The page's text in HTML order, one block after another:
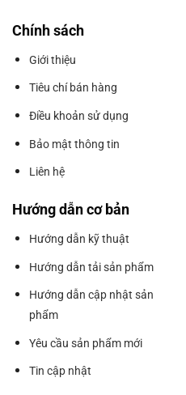
Chính sách
Giới thiệu
Tiêu chí bán hàng
Điều khoản sử dụng
Bảo mật thông tin
Liên hệ
Hướng dẫn cơ bản
Hướng dẫn kỹ thuật
Hướng dẫn tải sản phẩm
Hướng dẫn cập nhật sản
phẩm
Yêu cầu sản phẩm mới
Tin cập nhật